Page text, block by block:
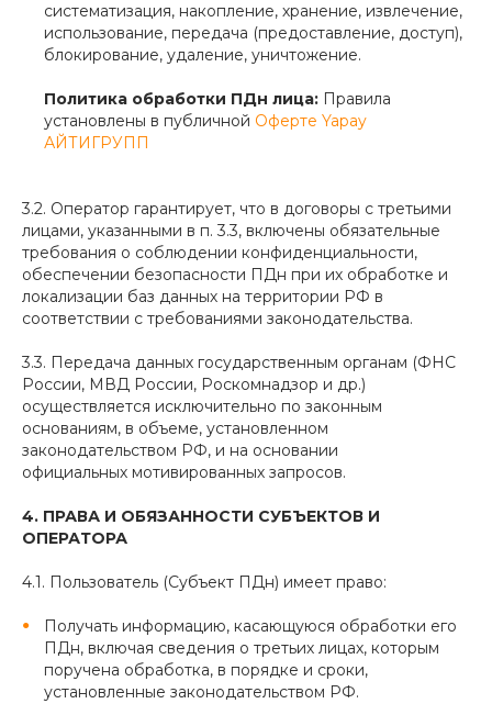
систематизация, накопление, хранение, извлечение,
использование, передача (предоставление, доступ),
блокирование, удаление, уничтожение.
Политика обработки ПДн лица: Правила
установлены в публичной Оферте Yapay
АЙТИГРУПП
3.2. Оператор гарантирует, что в договоры с третьими
лицами, указанными в п. 3.3, включены обязательные
требования о соблюдении конфиденциальности,
обеспечении безопасности ПДн при их обработке и
локализации баз данных на территории РФ в
соответствии с требованиями законодательства.
3.3. Передача данных государственным органам (ФНС
России, МВД России, Роскомнадзор и др.)
осуществляется исключительно по законным
основаниям, в объеме, установленном
законодательством РФ, и на основании
официальных мотивированных запросов.
4. ПРАВА И ОБЯЗАННОСТИ СУБЪЕКТОВ И
ОПЕРАТОРА
4.1. Пользователь (Субъект ПДн) имеет право:
Получать информацию, касающуюся обработки его
ПДн, включая сведения о третьих лицах, которым
поручена обработка, в порядке и сроки,
установленные законодательством РФ.